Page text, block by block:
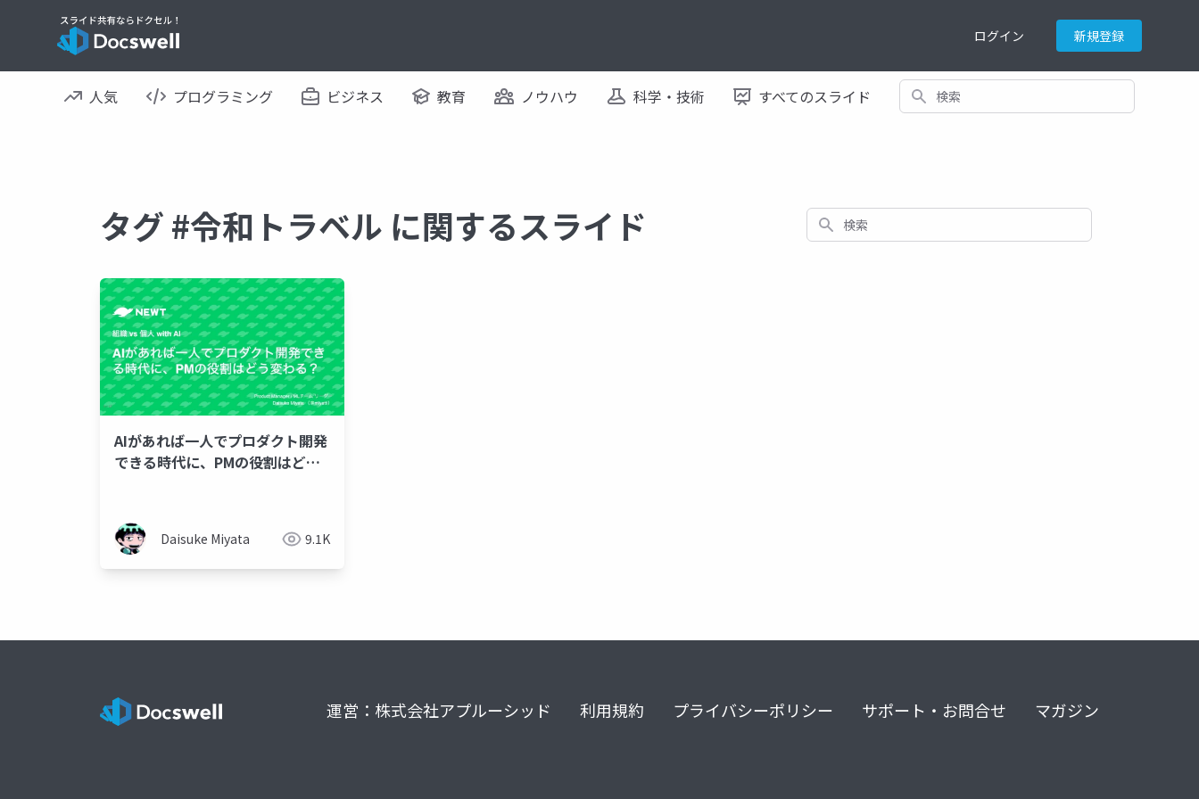
ログイン 新規登録
人気 プログラミング ビジネス 教育 ノウハウ 科学・技術 すべてのスライド 検索
タグ #令和トラベル に関するスライド 検索
AIがあれば一人でプロダクト開発
できる時代に、PMの役割はどう
Daisuke Miyata 9.1K
運営：株式会社アプルーシッド 利用規約 プライバシーポリシー サポート・お問合せ マガジン